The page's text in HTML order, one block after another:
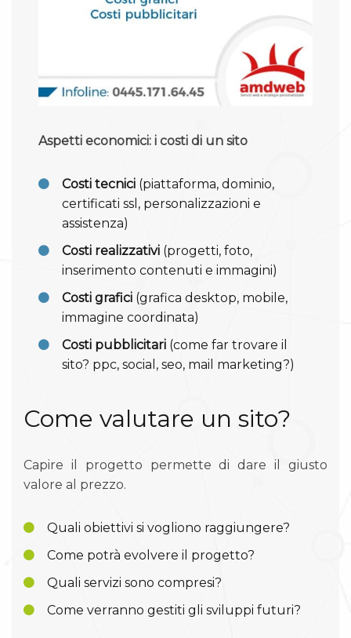
Aspetti economici: i costi di un sito
Costi tecnici (piattaforma, dominio,
certificati ssl, personalizzazioni e
assistenza)
Costi realizzativi (progetti, foto,
inserimento contenuti e immagini)
Costi grafici (grafica desktop, mobile,
immagine coordinata)
Costi pubblicitari (come far trovare il
sito? ppc, social, seo, mail marketing?)
Come valutare un sito?
Capire il progetto permette di dare il giusto
valore al prezzo.
Quali obiettivi si vogliono raggiungere?
Come potrà evolvere il progetto?
Quali servizi sono compresi?
Come verranno gestiti gli sviluppi futuri?